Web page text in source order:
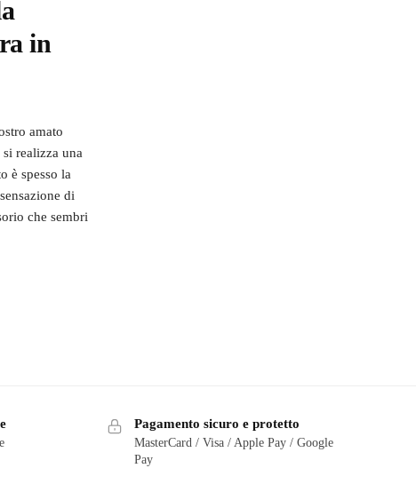
in
amato
realizza una
è spesso la
di
che sembri
Pagamento sicuro e protetto
MasterCard / Visa / Apple Pay / Google
Pay